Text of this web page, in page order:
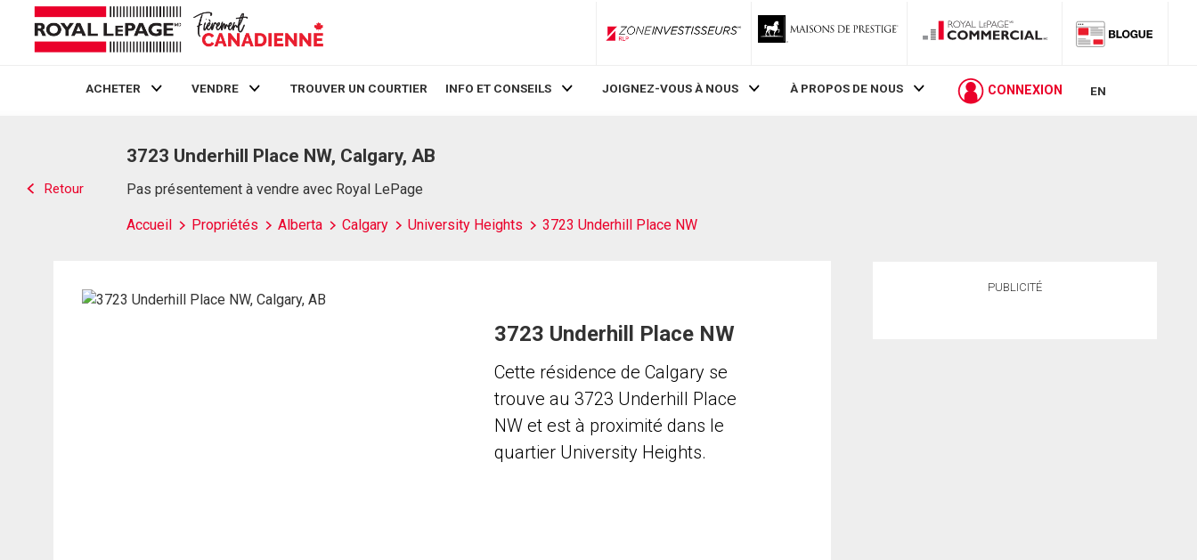
ZoneInvestisseurs RLP
ACHETER VENDRE TROUVER UN COURTIER INFO ET CONSEILS JOIGNEZ-VOUS À NOUS À PROPOS DE NOUS CONNEXION EN
Retour
3723 Underhill Place NW, Calgary, AB
Pas présentement à vendre avec Royal LePage
Accueil Propriétés Alberta Calgary University Heights 3723 Underhill Place NW
3723 Underhill Place NW
Cette résidence de Calgary se
trouve au 3723 Underhill Place
NW et est à proximité dans le
quartier University Heights.
PUBLICITÉ